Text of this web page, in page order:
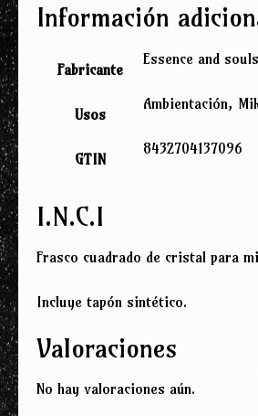
Información
Fabricante
Essence and souls
Usos
Ambientación,
GTIN
8432704137096
I.N.C.I
Frasco cuadrado de cristal para
Incluye tapón sintético.
Valoraciones
No hay valoraciones aún.